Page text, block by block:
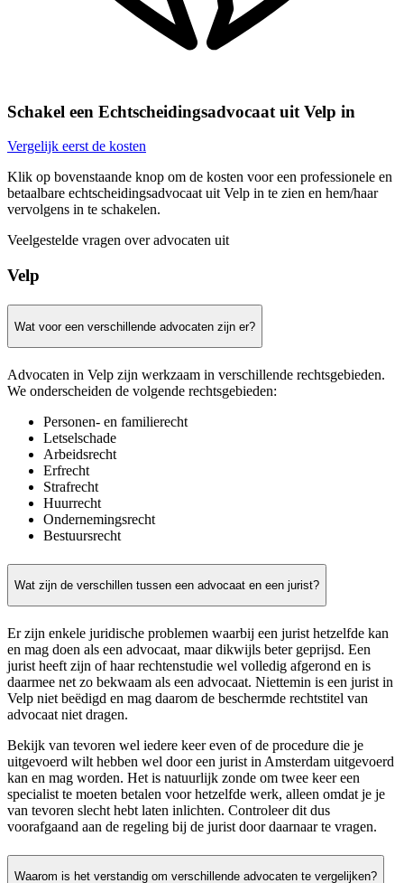
Schakel een Echtscheidingsadvocaat uit Velp in
Vergelijk eerst de kosten
Klik op bovenstaande knop om de kosten voor een professionele en
betaalbare echtscheidingsadvocaat uit Velp in te zien en hem/haar
vervolgens in te schakelen.
Veelgestelde vragen over advocaten uit
Velp
Wat voor een verschillende advocaten zijn er?
Advocaten in Velp zijn werkzaam in verschillende rechtsgebieden.
We onderscheiden de volgende rechtsgebieden:
Personen- en familierecht
Letselschade
Arbeidsrecht
Erfrecht
Strafrecht
Huurrecht
Ondernemingsrecht
Bestuursrecht
Wat zijn de verschillen tussen een advocaat en een jurist?
Er zijn enkele juridische problemen waarbij een jurist hetzelfde kan
en mag doen als een advocaat, maar dikwijls beter geprijsd. Een
jurist heeft zijn of haar rechtenstudie wel volledig afgerond en is
daarmee net zo bekwaam als een advocaat. Niettemin is een jurist in
Velp niet beëdigd en mag daarom de beschermde rechtstitel van
advocaat niet dragen.
Bekijk van tevoren wel iedere keer even of de procedure die je
uitgevoerd wilt hebben wel door een jurist in Amsterdam uitgevoerd
kan en mag worden. Het is natuurlijk zonde om twee keer een
specialist te moeten betalen voor hetzelfde werk, alleen omdat je je
van tevoren slecht hebt laten inlichten. Controleer dit dus
voorafgaand aan de regeling bij de jurist door daarnaar te vragen.
Waarom is het verstandig om verschillende advocaten te vergelijken?